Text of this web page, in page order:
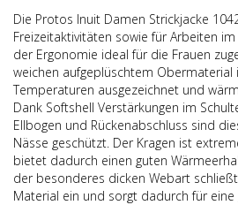
Die Protos Inuit Damen Strickjacke
Freizeitaktivitäten sowie für Arbeiten im
der Ergonomie ideal für die Frauen
weichen aufgeplüschtem Obermaterial
Temperaturen ausgezeichnet und
Dank Softshell Verstärkungen im
Ellbogen und Rückenabschluss sind
Nässe geschützt. Der Kragen ist
bietet dadurch einen guten
der besonderes dicken Webart
Material ein und sorgt dadurch für